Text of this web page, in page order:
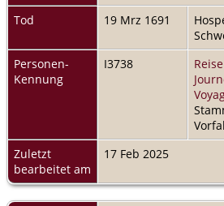
Tod
19 Mrz 1691
Personen-
Kennung
I3738
Zuletzt
bearbeitet am
17 Feb 2025